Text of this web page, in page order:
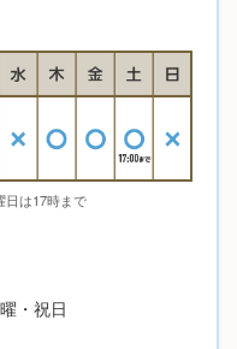
日は17時まで
・祝日